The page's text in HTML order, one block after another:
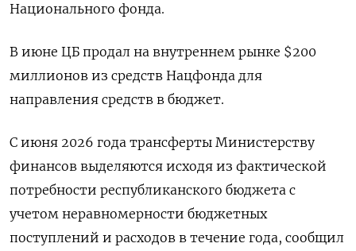
Национального фонда.
В июне ЦБ ‌продал на внутреннем рынке $200
миллионов из средств Нацфонда для
направления средств в бюджет.
С июня 2026 года трансферты Министерству
финансов выделяются исходя из ​фактической
потребности республиканского бюджета ​с
учетом неравномерности ​бюджетных
поступлений ⁠и расходов в течение года, сообщил